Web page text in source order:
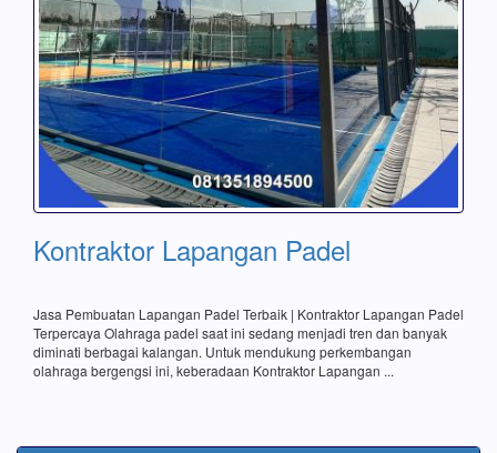
Kontraktor Lapangan Padel
Jasa Pembuatan Lapangan Padel Terbaik | Kontraktor Lapangan Padel
Terpercaya Olahraga padel saat ini sedang menjadi tren dan banyak
diminati berbagai kalangan. Untuk mendukung perkembangan
olahraga bergengsi ini, keberadaan Kontraktor Lapangan ...